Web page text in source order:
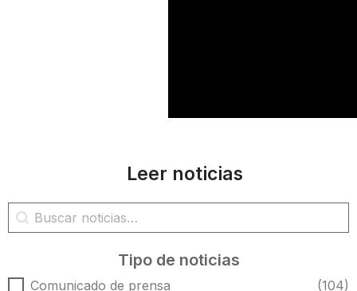
Leer noticias
Búsqueda de noticias
Buscar contenido
Tipo de noticias
Tipo de noticias
Comunicado de prensa
(104)